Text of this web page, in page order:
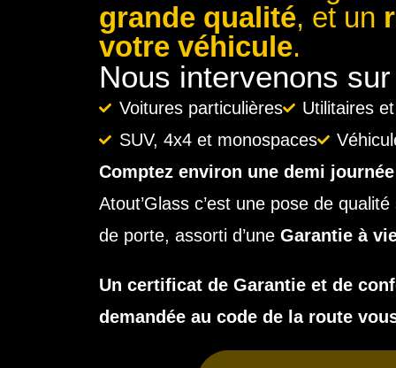
grande qualité, et un
votre véhicule.
Nous intervenons sur
Voitures particulières
Utilitaires
SUV, 4x4 et monospaces
Comptez environ une demi
Atout’Glass c’est une pose de
de porte, assorti d’une Garantie à
Un certificat de Garantie et de
demandée au code de la route